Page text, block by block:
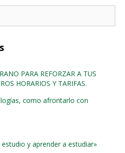
PARA REFORZAR A TUS
HORARIOS Y TARIFAS.
como afrontarlo con
y aprender a estudiar»